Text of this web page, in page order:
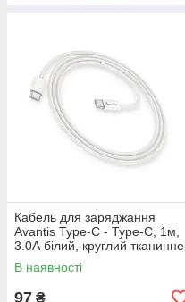
Кабель для заряджання
Avantis Type-C - Type-C, 1м,
3.0А білий, круглий тканинне
обплетення, QC, 60W
В наявності
97 ₴